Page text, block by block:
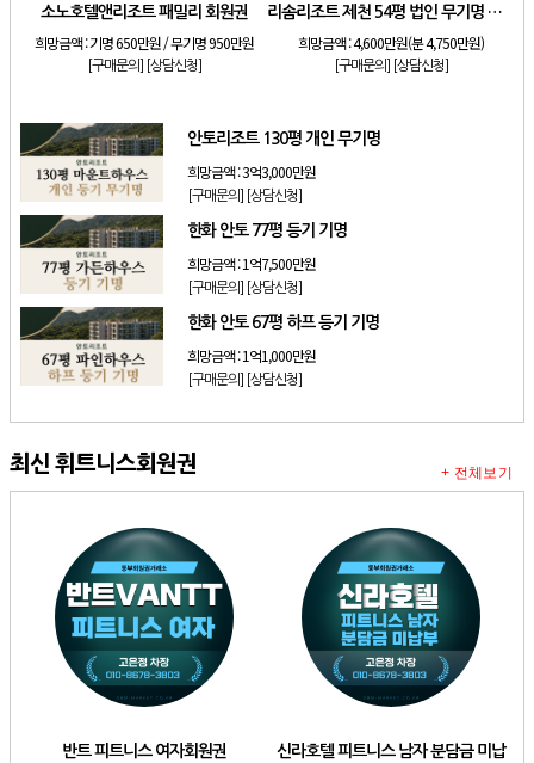
소노호텔앤리조트 패밀리 회원권
희망금액 :기명 650만원 / 무기명 950만원
[구매문의] [상담신청]
리솜리조트 제천 54평 법인 무기명 회원제
희망금액 :4,600만원(분 4,750만원)
[구매문의] [상담신청]
안토리조트 130평 개인 무기명
희망금액 :3억3,000만원
[구매문의] [상담신청]
한화 안토 77평 등기 기명
희망금액 :1억7,500만원
[구매문의] [상담신청]
한화 안토 67평 하프 등기 기명
희망금액 :1억1,000만원
[구매문의] [상담신청]
최신 휘트니스회원권
반트 피트니스 여자회원권 신라호텔 피트니스 남자 분담금 미납
+ 전체보기